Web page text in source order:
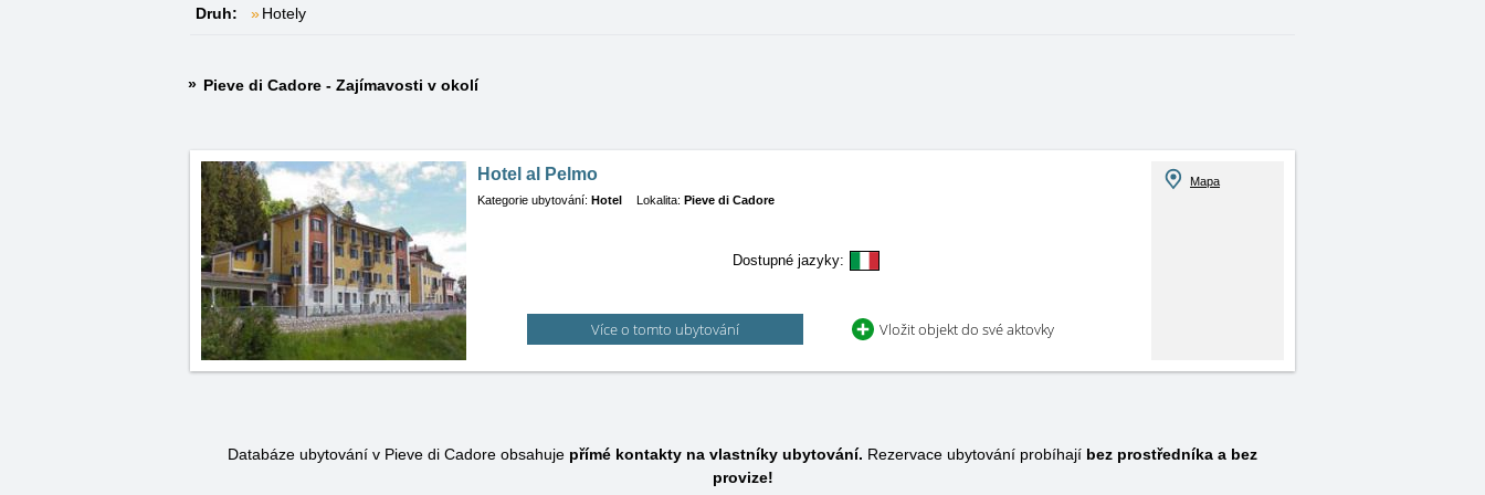
Druh: Hotely
Pieve di Cadore - Zajímavosti v okolí
Hotel al Pelmo
Kategorie ubytování: Hotel Lokalita: Pieve di Cadore
Dostupné jazyky:
Více o tomto ubytování Vložit objekt do své aktovky
Mapa
Databáze ubytování v Pieve di Cadore obsahuje přímé kontakty na vlastníky ubytování. Rezervace ubytování probíhají bez prostředníka a bez
provize!